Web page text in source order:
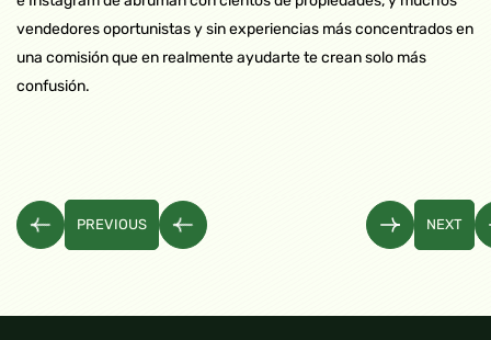
vendedores oportunistas y sin experiencias más concentrados en
una comisión que en realmente ayudarte te crean solo más
confusión.
PREVIOUS NEXT